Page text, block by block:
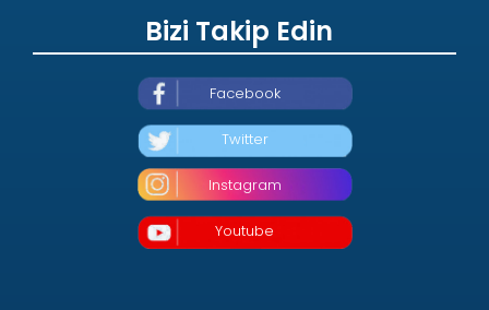
Bizi Takip Edin
Facebook
Twitter
Instagram
Youtube